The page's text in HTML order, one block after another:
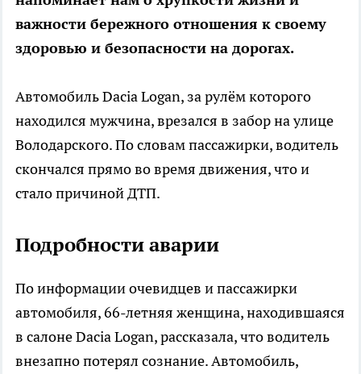
важности бережного отношения к своему
здоровью и безопасности на дорогах.
Автомобиль Dacia Logan, за рулём которого
находился мужчина, врезался в забор на улице
Володарского. По словам пассажирки, водитель
скончался прямо во время движения, что и
стало причиной ДТП.
Подробности аварии
По информации очевидцев и пассажирки
автомобиля, 66-летняя женщина, находившаяся
в салоне Dacia Logan, рассказала, что водитель
внезапно потерял сознание. Автомобиль,